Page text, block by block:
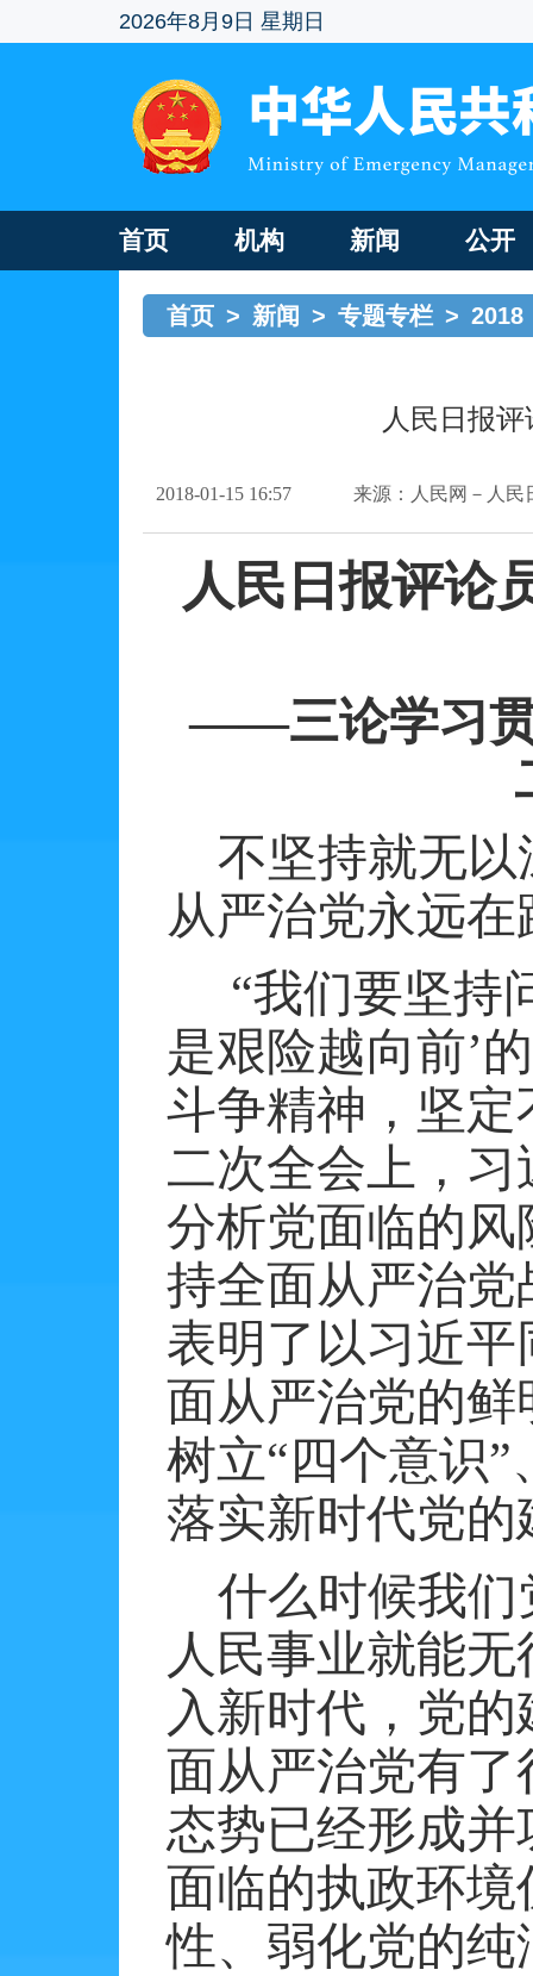
2026年8月9日 星期日
首页 机构 新闻 公开
首页 > 新闻 > 专题专栏 > 2018
人民日报
2018-01-15 16:57 来源：人民网－人民
人民日报评论
——三论学习贯
不坚持就无
从严治党永远在
“我们要坚持
是艰险越向前’
斗争精神，坚
二次全会上，
分析党面临的
持全面从严治
表明了以习近
面从严治党的
树立“四个意识
落实新时代党
什么时候我
人民事业就能
入新时代，党
面从严治党有
态势已经形成
面临的执政环
性、弱化党的